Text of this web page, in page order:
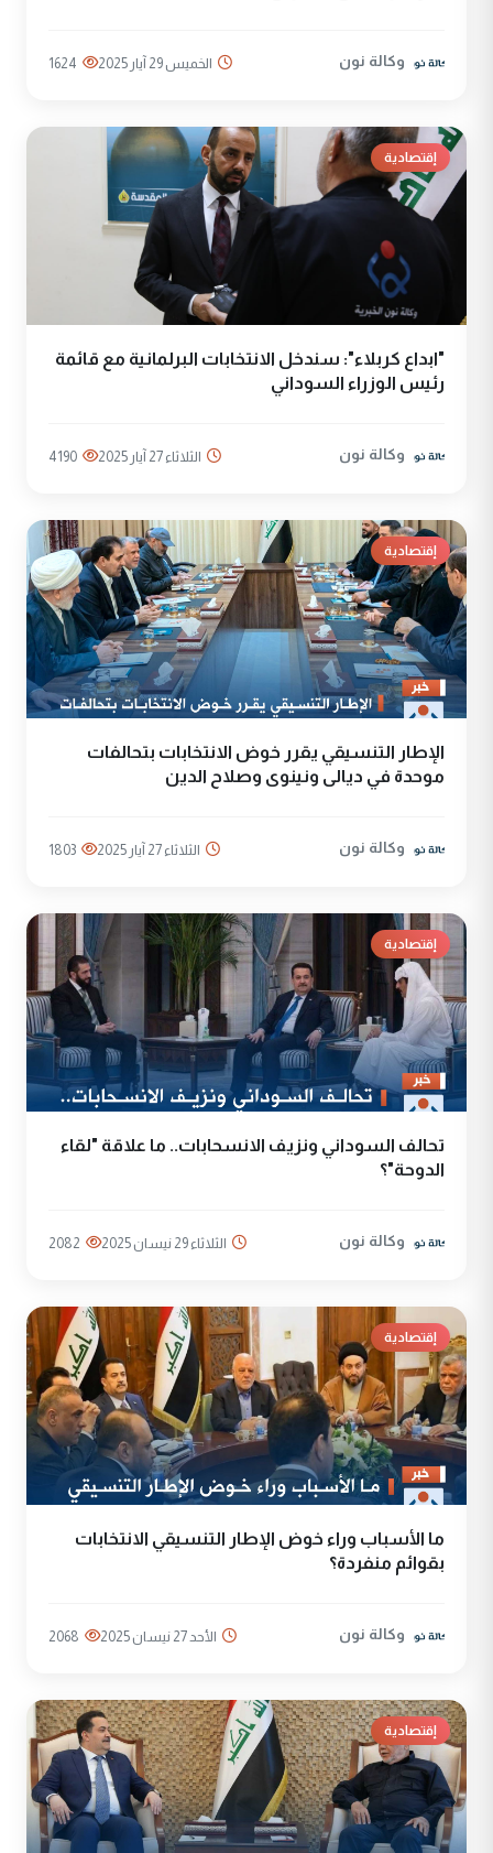
وكالة نون الخميس 29 آيار 2025 1624
إقتصادية
"ابداع كربلاء": سندخل الانتخابات البرلمانية مع قائمة
رئيس الوزراء السوداني
وكالة نون الثلاثاء 27 آيار 2025 4190
إقتصادية
الإطار التنسيقي يقرر خوض الانتخابات بتحالفات
موحدة في ديالى ونينوى وصلاح الدين
وكالة نون الثلاثاء 27 آيار 2025 1803
إقتصادية
تحالف السوداني ونزيف الانسحابات.. ما علاقة "لقاء
الدوحة"؟
وكالة نون الثلاثاء 29 نيسان 2025 2082
إقتصادية
ما الأسباب وراء خوض الإطار التنسيقي الانتخابات
بقوائم منفردة؟
وكالة نون الأحد 27 نيسان 2025 2068
إقتصادية